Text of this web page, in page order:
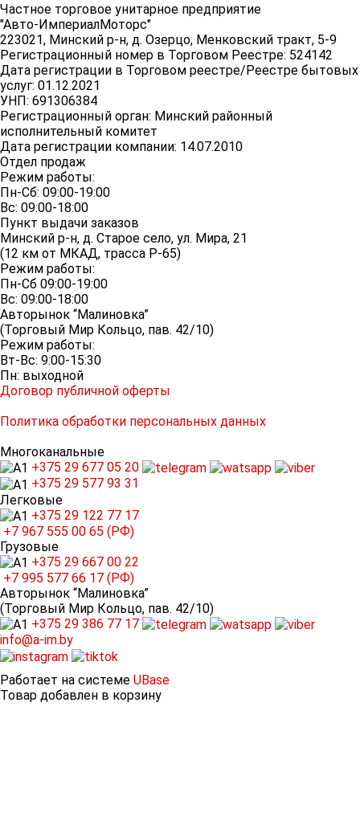
Частное торговое унитарное предприятие
"Авто-ИмпериалМоторс"
223021, Минский р-н, д. Озерцо, Менковский тракт, 5-9
Регистрационный номер в Торговом Реестре: 524142
Дата регистрации в Торговом реестре/Реестре бытовых
услуг: 01.12.2021
УНП: 691306384
Регистрационный орган: Минский районный
исполнительный комитет
Дата регистрации компании: 14.07.2010
Отдел продаж
Режим работы:
Пн-Сб: 09:00-19:00
Вс: 09:00-18:00
Пункт выдачи заказов
Минский р-н, д. Старое село, ул. Мира, 21
(12 км от МКАД, трасса P-65)
Режим работы:
Пн-Сб 09:00-19:00
Вс: 09:00-18:00
Авторынок “Малиновка”
(Торговый Мир Кольцо, пав. 42/10)
Режим работы:
Вт-Вс: 9:00-15:30
Пн: выходной
Договор публичной оферты
Политика обработки персональных данных
Многоканальные
+375 29 677 05 20
+375 29 577 93 31
Легковые
+375 29 122 77 17
+7 967 555 00 65 (РФ)
Грузовые
+375 29 667 00 22
+7 995 577 66 17 (РФ)
Авторынок “Малиновка”
(Торговый Мир Кольцо, пав. 42/10)
+375 29 386 77 17
info@a-im.by
Работает на системе UBase
Товар добавлен в корзину